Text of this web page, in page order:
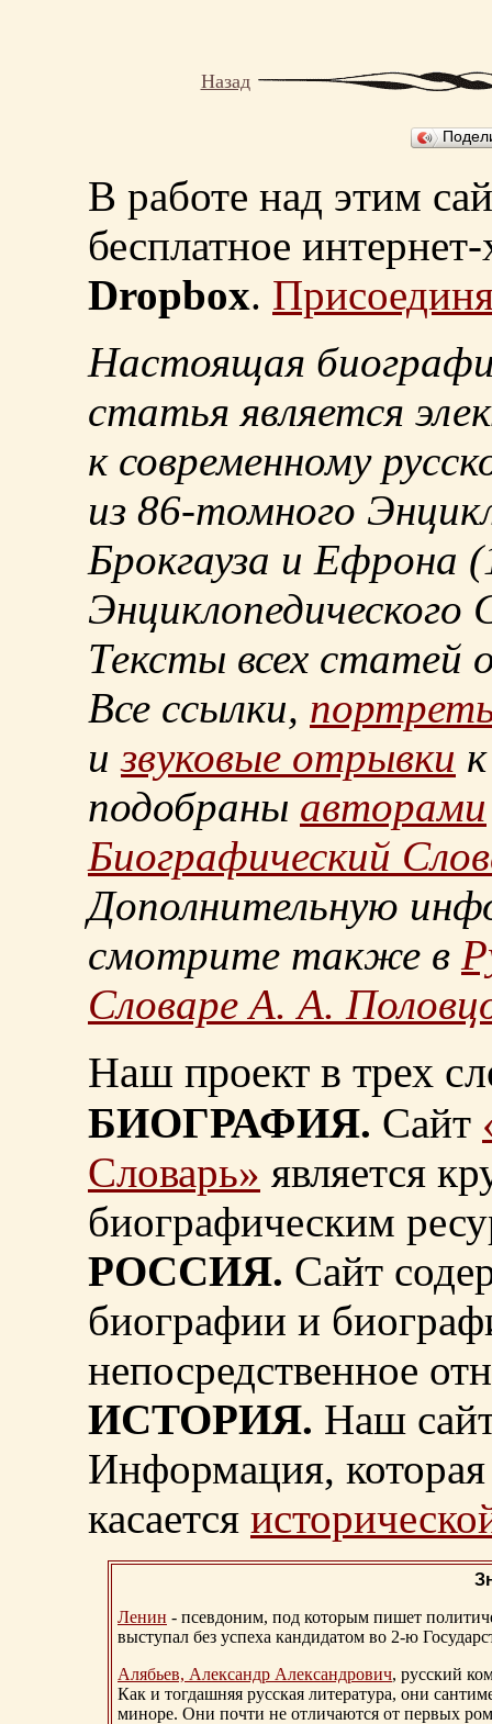
Назад
В работе над этим
бесплатное
Dropbox.
Настоящая
статья является
к современному
из 86-томного
Брокгауза и Ефрона
Энциклопедического
Тексты всех статей
Все ссылки,
извуковые отрывки
подобраны авторами
Биографический
Дополнительную
смотрите также в
Словаре А. А.
Наш проект в трех
БИОГРАФИЯ. Сайт
Словарь» является
биографическим
РОССИЯ. Сайт
биографии и
непосредственное
ИСТОРИЯ. Наш
Информация, которая
касается
Ленин - псевдоним, под которым пишет
выступал без успеха кандидатом во 2-ю
Алябьев, Александр Александрович, русский
Как и тогдашняя русская литература, они
миноре. Они почти не отличаются от первых